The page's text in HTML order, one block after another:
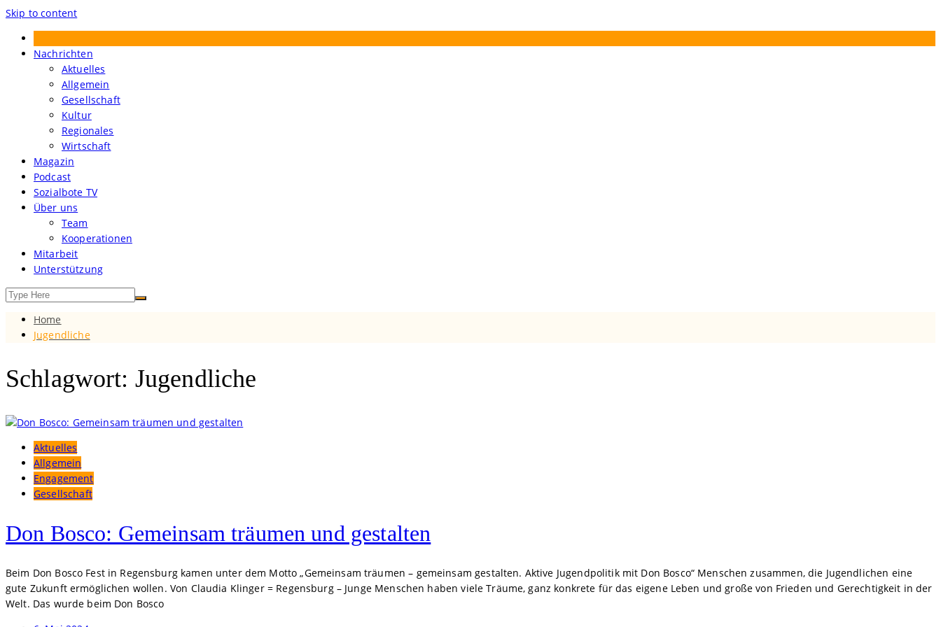
Skip to content
Treibgut – Der Sozialbote
Nachrichten
Aktuelles
Allgemein
Gesellschaft
Kultur
Regionales
Wirtschaft
Magazin
Podcast
Sozialbote TV
Über uns
Team
Kooperationen
Mitarbeit
Unterstützung
Home
Jugendliche
Schlagwort: Jugendliche
Aktuelles
Allgemein
Engagement
Gesellschaft
Don Bosco: Gemeinsam träumen und gestalten
Beim Don Bosco Fest in Regensburg kamen unter dem Motto „Gemeinsam träumen – gemeinsam gestalten. Aktive Jugendpolitik mit Don Bosco“ Menschen zusammen, die Jugendlichen eine
gute Zukunft ermöglichen wollen. Von Claudia Klinger = Regensburg – Junge Menschen haben viele Träume, ganz konkrete für das eigene Leben und große von Frieden und Gerechtigkeit in der
Welt. Das wurde beim Don Bosco